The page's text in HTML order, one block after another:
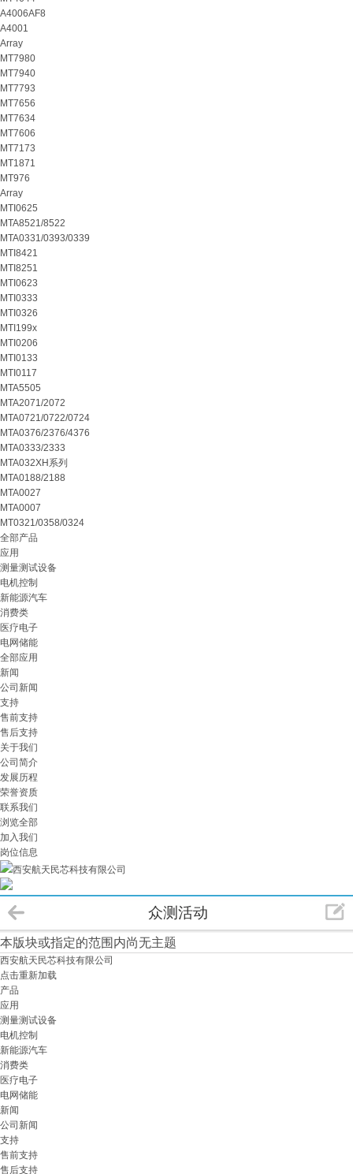
A4006AF8
A4001
Array
MT7980
MT7940
MT7793
MT7656
MT7634
MT7606
MT7173
MT1871
MT976
Array
MTI0625
MTA8521/8522
MTA0331/0393/0339
MTI8421
MTI8251
MTI0623
MTI0333
MTI0326
MTI199x
MTI0206
MTI0133
MTI0117
MTA5505
MTA2071/2072
MTA0721/0722/0724
MTA0376/2376/4376
MTA0333/2333
MTA032XH系列
MTA0188/2188
MTA0027
MTA0007
MT0321/0358/0324
全部产品
应用
测量测试设备
电机控制
新能源汽车
消费类
医疗电子
电网储能
全部应用
新闻
公司新闻
支持
售前支持
售后支持
关于我们
公司简介
发展历程
荣誉资质
联系我们
浏览全部
加入我们
岗位信息
西安航天民芯科技有限公司
众测活动
本版块或指定的范围内尚无主题
西安航天民芯科技有限公司
点击重新加载
产品
应用
测量测试设备
电机控制
新能源汽车
消费类
医疗电子
电网储能
新闻
公司新闻
支持
售前支持
售后支持